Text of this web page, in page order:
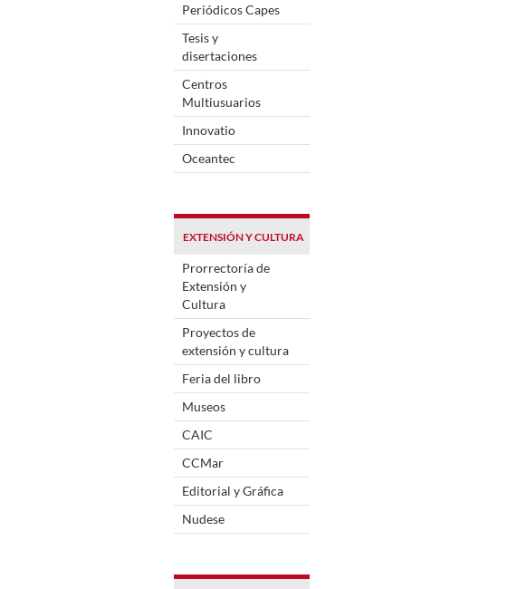
Periódicos Capes
Tesis y
disertaciones
Centros
Multiusuarios
Innovatio
Oceantec
EXTENSIÓN Y CULTURA
Prorrectoría de
Extensión y
Cultura
Proyectos de
extensión y cultura
Feria del libro
Museos
CAIC
CCMar
Editorial y Gráfica
Nudese